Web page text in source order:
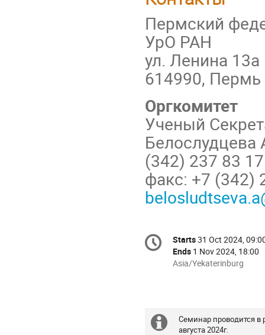
Пермский
УрО РАН
ул. Ленина 13а
614990, Пермь
Оргкомитет
Ученый
Белослудцева
(342) 237 83
факс: +7 (342)
Conference
information
Date/Time
Starts31 Oct 2024,
Ends 1 Nov 2024, 18:00
All
Asia/Yekaterinburg
Extra
Семинар проводится в
августа 2024г.